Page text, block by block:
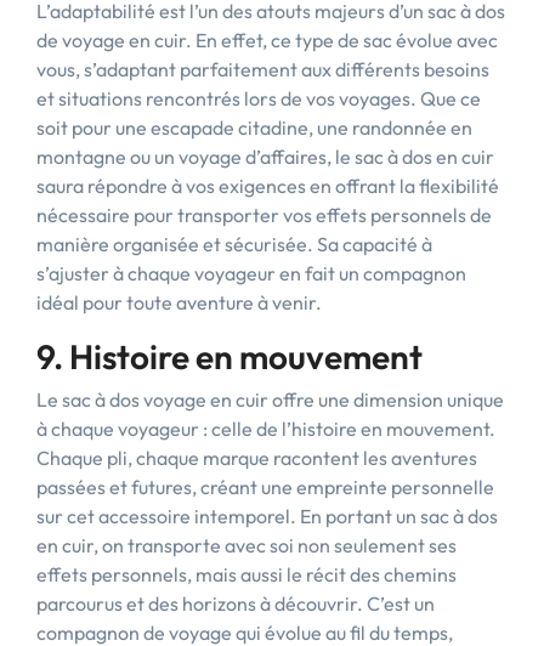
L’adaptabilité est l’un des atouts majeurs d’un sac à dos
de voyage en cuir. En effet, ce type de sac évolue avec
vous, s’adaptant parfaitement aux différents besoins
et situations rencontrés lors de vos voyages. Que ce
soit pour une escapade citadine, une randonnée en
montagne ou un voyage d’affaires, le sac à dos en cuir
saura répondre à vos exigences en offrant la flexibilité
nécessaire pour transporter vos effets personnels de
manière organisée et sécurisée. Sa capacité à
s’ajuster à chaque voyageur en fait un compagnon
idéal pour toute aventure à venir.
9. Histoire en mouvement
Le sac à dos voyage en cuir offre une dimension unique
à chaque voyageur : celle de l’histoire en mouvement.
Chaque pli, chaque marque racontent les aventures
passées et futures, créant une empreinte personnelle
sur cet accessoire intemporel. En portant un sac à dos
en cuir, on transporte avec soi non seulement ses
effets personnels, mais aussi le récit des chemins
parcourus et des horizons à découvrir. C’est un
compagnon de voyage qui évolue au fil du temps,